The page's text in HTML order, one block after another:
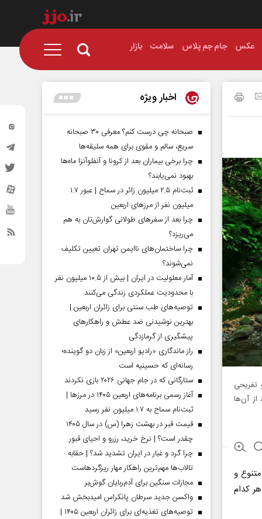
عکس جام جم پلاس سلامت بازار
تفریحی
از آن‌ها
و
که هر کدام
اخبار ویژه
صبحانه چی درست کنم؟ معرفی ۳۰ صبحانه
سریع، سالم و مقوی برای همه سلیقه‌ها
چرا برخی بیماران بعد از کرونا و آنفلوآنزا ماه‌ها
بهبود نمی‌یابند؟
ثبت‌نام ۲.۵ میلیون زائر در سماح | عبور ۱.۷
میلیون نفر از مرز‌های اربعین
چرا بعد از سفرهای طولانی گوارش‌تان به هم
می‌ریزد؟
چرا ساختمان‌های ناایمن تهران تعیین تکلیف
نمی‌شوند؟
آمار معلولیت در ایران | بیش از ۱۰.۵ میلیون نفر
با محدودیت عملکردی زندگی می‌کنند
توصیه‌های طب سنتی برای زائران اربعین |
بهترین نوشیدنی ضد عطش و راهکارهای
پیشگیری از گرمازدگی
راز ماندگاری «رادیو اربعین» از زبان دو گوینده؛
رسانه‌ای که حسینیه است
ستارگانی که در جام جهانی ۲۰۲۶ بازی نکردند
آغاز رسمی برنامه‌های اربعین ۱۴۰۵ در مرز‌ها |
ثبت‌نام سماح به ۱.۷ میلیون نفر رسید
قیمت قبر در بهشت زهرا (س) در سال ۱۴۰۵
چقدر است؟ | نرخ خرید، رزرو و احیای قبور
چرا گرد و غبار در ایران تشدید شد؟ | حقابه
تالاب‌ها مهم‌ترین راهکار مهار ریزگردهاست
مجازات سنگین برای آدم‌ربایان گوش‌بر
واکسن جدید سرطان پانکراس امیدبخش شد
توصیه‌های تغذیه‌ای برای زائران اربعین ۱۴۰۵ |